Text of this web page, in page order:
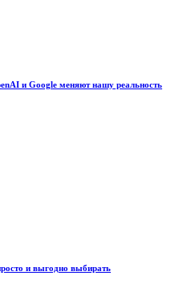
и Google меняют нашу реальность
и выгодно выбирать